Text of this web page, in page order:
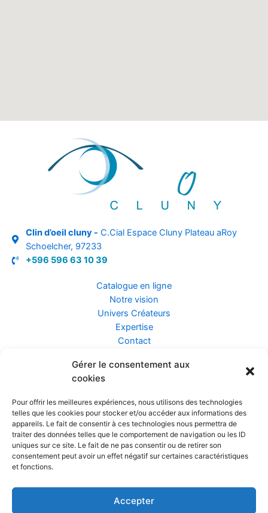
Gérer le consentement aux
cookies
Pour offrir les meilleures expériences, nous utilisons des technologies
telles que les cookies pour stocker et/ou accéder aux informations des
appareils. Le fait de consentir à ces technologies nous permettra de
traiter des données telles que le comportement de navigation ou les ID
uniques sur ce site. Le fait de ne pas consentir ou de retirer son
consentement peut avoir un effet négatif sur certaines caractéristiques
et fonctions.
Accepter
Clin d’oeil cluny - C.Cial Espace Cluny Plateau aRoy
Schoelcher, 97233
+596 596 63 10 39
Catalogue en ligne
Notre vision
Univers Créateurs
Expertise
Contact
Assurance ZEN
Confidentialité et Données
Conditions Générales de Vente